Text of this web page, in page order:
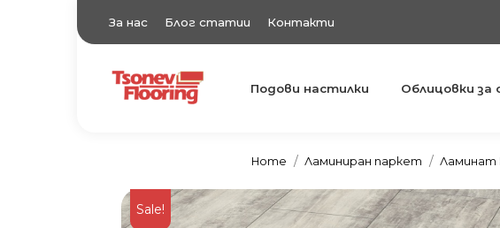
За нас Блог статии Контакти
TsonevFlooring
Подови настилки Подови настилки Облицовки за
Home Ламиниран паркет Ламинат
Sale!